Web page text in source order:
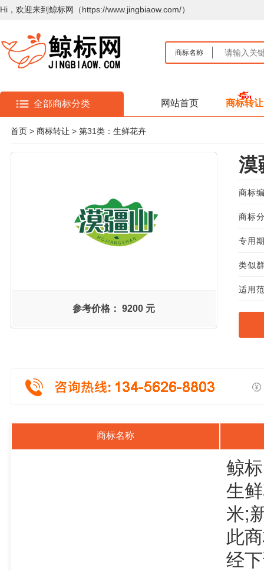
Hi，欢迎来到鲸标网（https://www.jingbiaow.com/）
商标名称
全部商标分类 网站首页 商标转让
首页 > 商标转让 > 第31类：生鲜花卉
参考价格： 9200 元
漠
商标
商标
专用
类似
适用
商标名称
鲸
生
米;
此
经